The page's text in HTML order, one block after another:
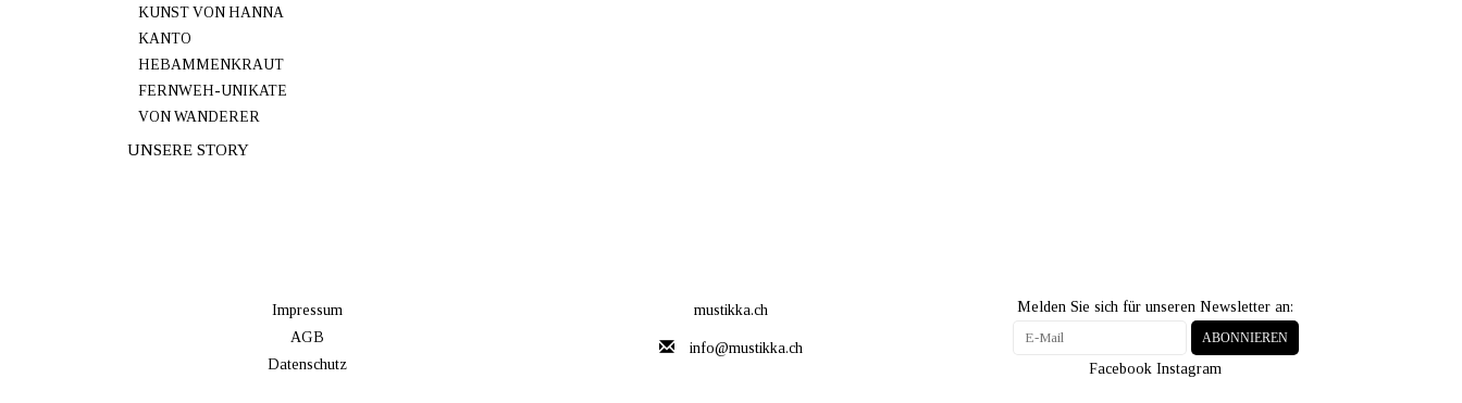
KUNST VON HANNA
KANTO
HEBAMMENKRAUT
FERNWEH-UNIKATE
VON WANDERER
UNSERE STORY
Impressum
AGB
Datenschutz
mustikka.ch
info@mustikka.ch
Melden Sie sich für unseren Newsletter an:
ABONNIEREN
Facebook Instagram